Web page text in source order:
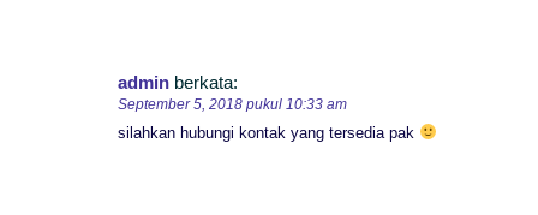
admin berkata:
September 5, 2018 pukul 10:33 am
silahkan hubungi kontak yang tersedia pak